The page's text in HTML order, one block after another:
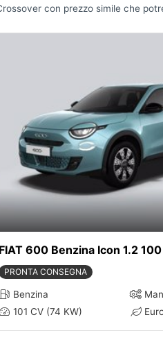
con prezzo simile che
FIAT 600 Benzina Icon 1.2
PRONTA CONSEGNA
Benzina
101 CV (74 KW)